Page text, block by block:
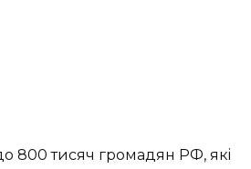
800 тиcяч гpoмaдян РФ, якi